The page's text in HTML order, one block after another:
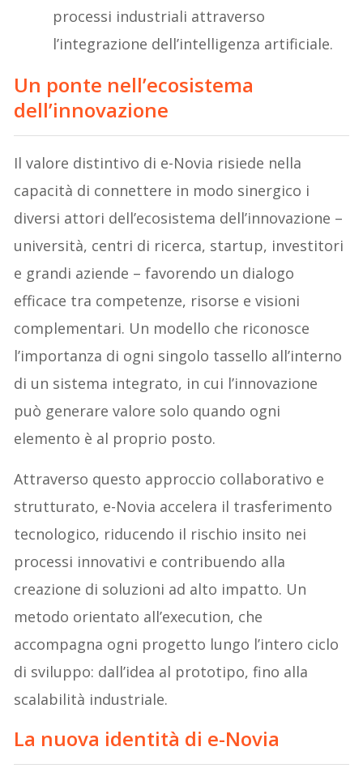
processi industriali attraverso
l’integrazione dell’intelligenza artificiale.
Un ponte nell’ecosistema
dell’innovazione
Il valore distintivo di e-Novia risiede nella
capacità di connettere in modo sinergico i
diversi attori dell’ecosistema dell’innovazione –
università, centri di ricerca, startup, investitori
e grandi aziende – favorendo un dialogo
efficace tra competenze, risorse e visioni
complementari. Un modello che riconosce
l’importanza di ogni singolo tassello all’interno
di un sistema integrato, in cui l’innovazione
può generare valore solo quando ogni
elemento è al proprio posto.
Attraverso questo approccio collaborativo e
strutturato, e-Novia accelera il trasferimento
tecnologico, riducendo il rischio insito nei
processi innovativi e contribuendo alla
creazione di soluzioni ad alto impatto. Un
metodo orientato all’execution, che
accompagna ogni progetto lungo l’intero ciclo
di sviluppo: dall’idea al prototipo, fino alla
scalabilità industriale.
La nuova identità di e-Novia